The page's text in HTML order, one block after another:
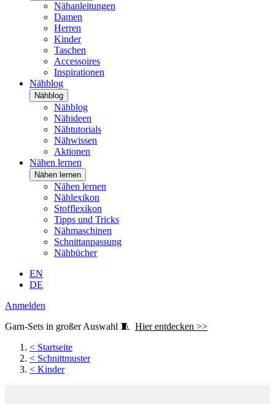
Nähanleitungen
Damen
Herren
Kinder
Taschen
Accessoires
Inspirationen
Nähblog
Nähblog
Nähblog
Nähideen
Nähtutorials
Nähwissen
Aktionen
Nähen lernen
Nähen lernen
Nähen lernen
Nählexikon
Stofflexikon
Tipps und Tricks
Nähmaschinen
Schnittanpassung
Nähbücher
EN
DE
Anmelden
Garn-Sets in großer Auswahl 🧵 Hier entdecken >>
< Startseite
< Schnittmuster
< Kinder